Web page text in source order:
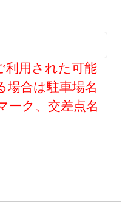
利用された可能
場合は駐車場名
ーク、交差点名